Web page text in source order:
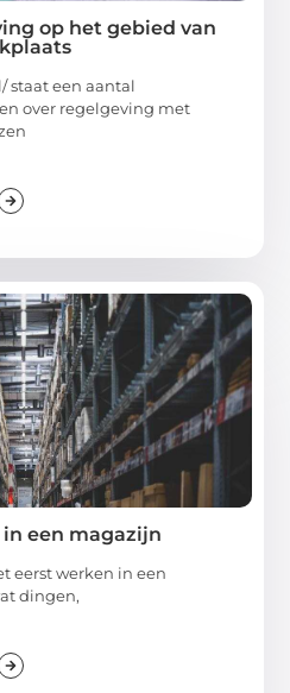
op het gebied van
staat een aantal
over regelgeving met
een magazijn
eerst werken in een
dingen,